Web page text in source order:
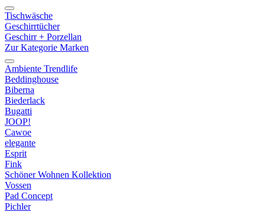
Tischwäsche
Geschirrtücher
Geschirr + Porzellan
Zur Kategorie Marken
Ambiente Trendlife
Beddinghouse
Biberna
Biederlack
Bugatti
JOOP!
Cawoe
elegante
Esprit
Fink
Schöner Wohnen Kollektion
Vossen
Pad Concept
Pichler